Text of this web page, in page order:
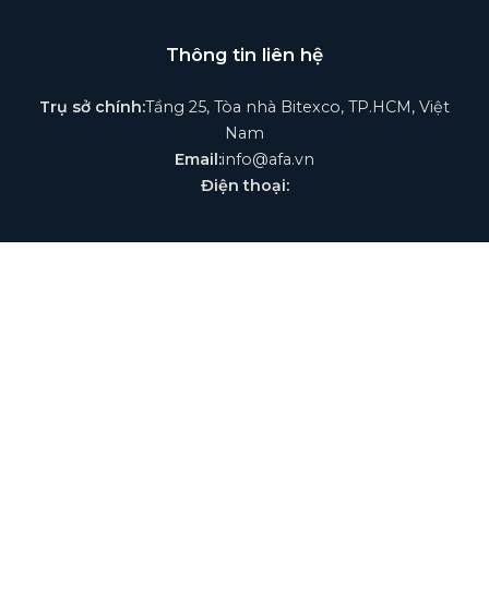
Thông tin liên hệ
Trụ sở chính:Tầng 25, Tòa nhà Bitexco, TP.HCM, Việt
Nam
Email:info@afa.vn
Điện thoại: